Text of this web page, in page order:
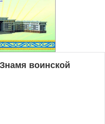
воинской